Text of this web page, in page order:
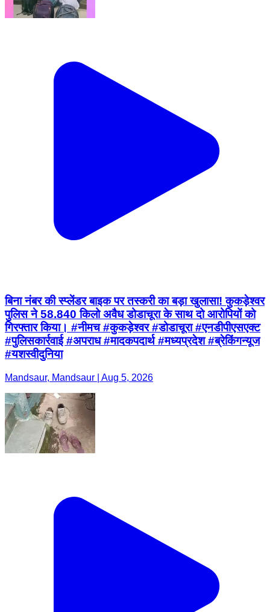
बिना नंबर की स्प्लेंडर बाइक पर तस्करी का बड़ा खुलासा! कुकड़ेश्वर
पुलिस ने 58.840 किलो अवैध डोडाचूरा के साथ दो आरोपियों को
गिरफ्तार किया। #नीमच #कुकड़ेश्वर #डोडाचूरा #एनडीपीएसएक्ट
#पुलिसकार्रवाई #अपराध #मादकपदार्थ #मध्यप्रदेश #ब्रेकिंगन्यूज
#यशस्वीदुनिया
Mandsaur, Mandsaur | Aug 5, 2026